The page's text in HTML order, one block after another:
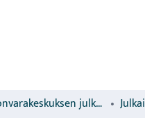
Luonnonvarakeskuksen julkaisut